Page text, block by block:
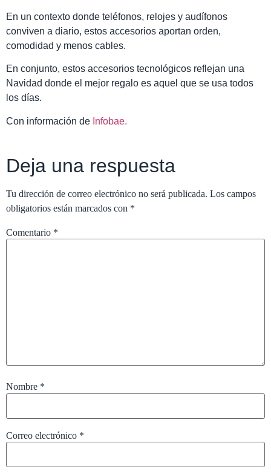
En un contexto donde teléfonos, relojes y audífonos
conviven a diario, estos accesorios aportan orden,
comodidad y menos cables.
En conjunto, estos accesorios tecnológicos reflejan una
Navidad donde el mejor regalo es aquel que se usa todos
los días.
Con información de Infobae.
Deja una respuesta
Tu dirección de correo electrónico no será publicada. Los campos
obligatorios están marcados con *
Comentario *
Nombre *
Correo electrónico *